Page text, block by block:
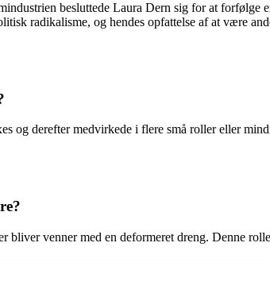
besluttede Laura Dern sig for at forfølge
radikalisme, og hendes opfattelse af at være
derefter medvirkede i flere små roller eller
venner med en deformeret dreng. Denne